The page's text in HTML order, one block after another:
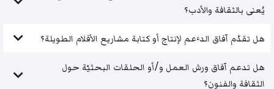
يُعنى بالثقافة والأدب؟
هل تقدّم آفاق الدَّعم لإنتاج أو كتابة مشاريع الأفلام الطويلة؟
هل تدعم آفاق ورش العمل و/أو الحلقات البحثيّة حول
الثقافة والفنون؟